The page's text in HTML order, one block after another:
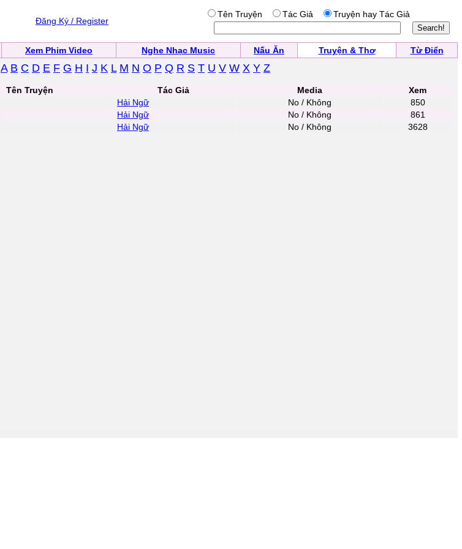
Đăng Ký / Register
Tên Truyện Tác Giả Truyện hay Tác Giả
Xem Phim Video Nghe Nhạc Music Nấu Ăn Truyện & Thơ Từ Điển
A B C D E F G H I J K L M N O P Q R S T U V W X Y Z
Tên Truyện Tác Giả Media
Xem
Hải Ngữ No / Không
850
Hải Ngữ No / Không
861
Hải Ngữ No / Không 3628